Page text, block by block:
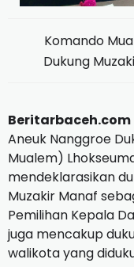
Komando
Dukung
Beritarbaceh.com
Aneuk Nanggroe
Mualem)
mendeklarasikan
Muzakir Manaf
Pemilihan Kepala
juga mencakup
walikota yang